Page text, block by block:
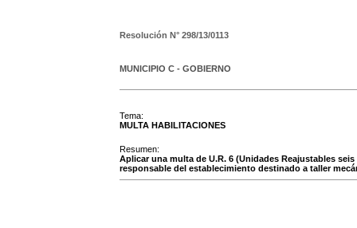
Resolución N° 298/13/0113
MUNICIPIO C - GOBIERNO
Tema:
MULTA HABILITACIONES
Resumen:
Aplicar una multa de U.R. 6 (Unidades Reajustables seis
responsable del establecimiento destinado a taller